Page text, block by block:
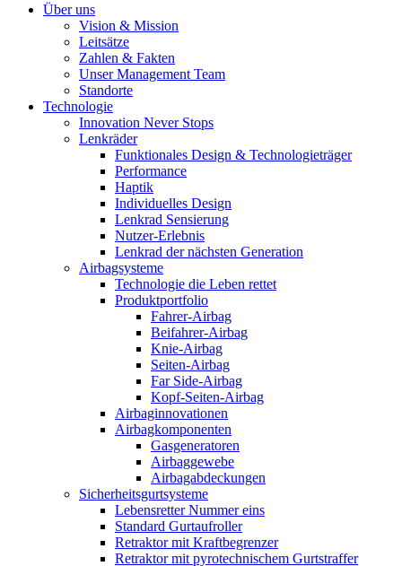
Über uns
Vision & Mission
Leitsätze
Zahlen & Fakten
Unser Management Team
Standorte
Technologie
Innovation Never Stops
Lenkräder
Funktionales Design & Technologieträger
Performance
Haptik
Individuelles Design
Lenkrad Sensierung
Nutzer-Erlebnis
Lenkrad der nächsten Generation
Airbagsysteme
Technologie die Leben rettet
Produktportfolio
Fahrer-Airbag
Beifahrer-Airbag
Knie-Airbag
Seiten-Airbag
Far Side-Airbag
Kopf-Seiten-Airbag
Airbaginnovationen
Airbagkomponenten
Gasgeneratoren
Airbaggewebe
Airbagabdeckungen
Sicherheitsgurtsysteme
Lebensretter Nummer eins
Standard Gurtaufroller
Retraktor mit Kraftbegrenzer
Retraktor mit pyrotechnischem Gurtstraffer